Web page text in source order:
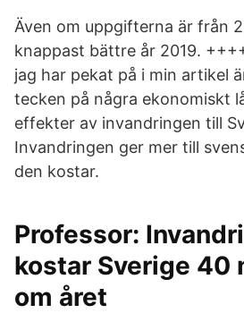
Även om uppgifterna är från
knappast bättre år 2019.
jag har pekat på i min artikel
tecken på några ekonomiskt
effekter av invandringen till
Invandringen ger mer till
den kostar.
Professor:
kostar Sverige 40
om året